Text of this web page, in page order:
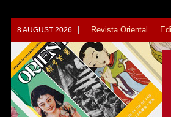
8 AUGUST 2026 Revista Oriental